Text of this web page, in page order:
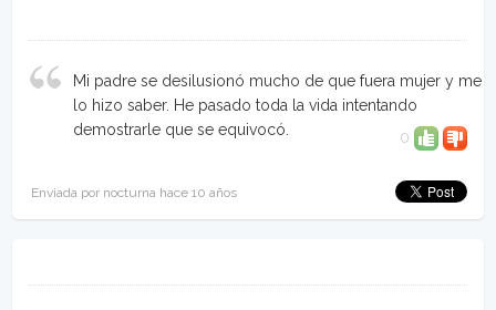
Mi padre se desilusionó mucho de que fuera mujer y me
lo hizo saber. He pasado toda la vida intentando
demostrarle que se equivocó.
0
Enviada por nocturna hace 10 años